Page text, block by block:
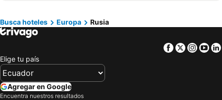
Hoteles en Italia
Hoteles en Tailandia
Hoteles en Lima
Hoteles en Tumbes
Hoteles en San Cristóbal
Hoteles en Jakutsk
Hoteles en Perm
Hoteles en Grozny
Hoteles en Pyatigorsk
Hoteles en Nalchik
Hoteles en Kemerovo
Busca hoteles Europa Rusia
Facebook
Twitter
Elige tu país
Agregar en Google
Encuentra nuestros resultados